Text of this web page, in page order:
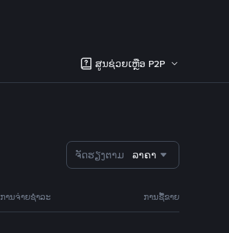
ສູນຊ່ວຍເຫຼືອ P2P
ຈັດຮຽງຕາມ ລາຄາ
ການຈ່າຍຊຳລະ ການຊື້ຂາຍ